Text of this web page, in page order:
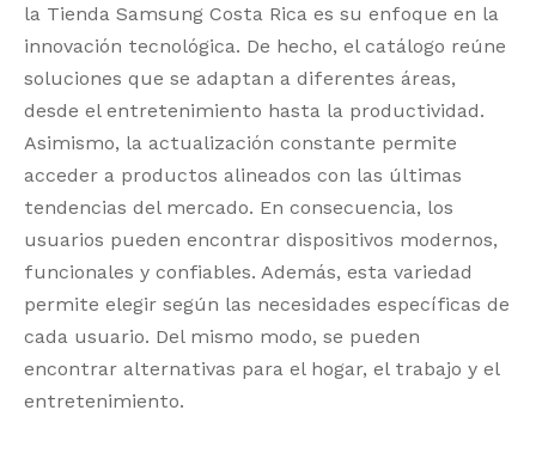
la Tienda Samsung Costa Rica es su enfoque en la
innovación tecnológica. De hecho, el catálogo reúne
soluciones que se adaptan a diferentes áreas,
desde el entretenimiento hasta la productividad.
Asimismo, la actualización constante permite
acceder a productos alineados con las últimas
tendencias del mercado. En consecuencia, los
usuarios pueden encontrar dispositivos modernos,
funcionales y confiables. Además, esta variedad
permite elegir según las necesidades específicas de
cada usuario. Del mismo modo, se pueden
encontrar alternativas para el hogar, el trabajo y el
entretenimiento.